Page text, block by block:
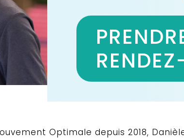
Optimale depuis 2018,